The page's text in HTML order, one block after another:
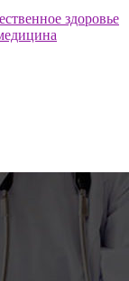
здоровье